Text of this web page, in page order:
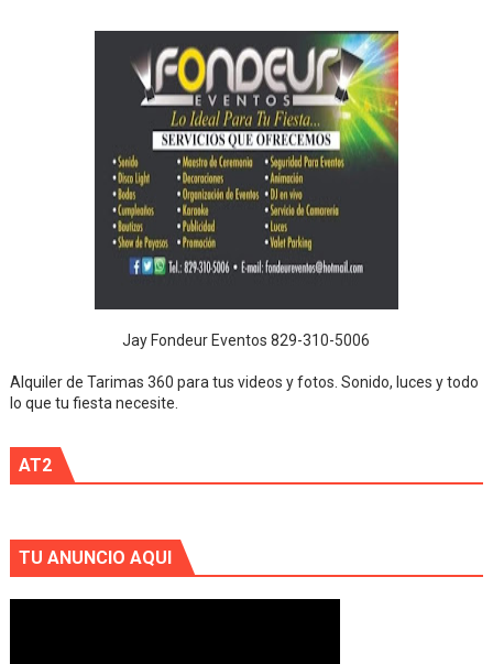
Jay Fondeur Eventos 829-310-5006
Alquiler de Tarimas 360 para tus videos y fotos. Sonido, luces y todo
lo que tu fiesta necesite.
AT2
TU ANUNCIO AQUI